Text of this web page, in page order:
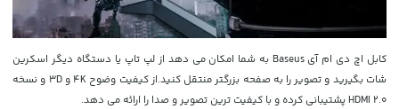
کابل اچ دی ام آی Baseus به شما امکان می دهد از لپ تاپ یا دستگاه دیگر اسکرین
شات بگیرید و تصویر را به صفحه بزرگتر منتقل کنید.از کیفیت وضوح 4K و 3D و نسخه
HDMI 2.0 پشتیبانی کرده و با کیفیت ترین تصویر و صدا را ارائه می دهد.